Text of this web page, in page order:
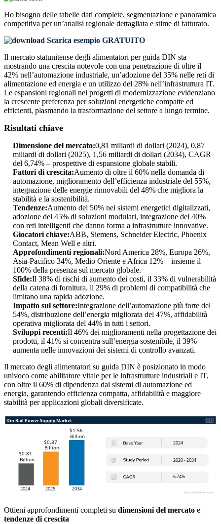
Ho bisogno delle tabelle dati complete, segmentazione e panoramica
competitiva per un’analisi regionale dettagliata e stime di fatturato.
Scarica esempio GRATUITO
Il mercato statunitense degli alimentatori per guida DIN sta
mostrando una crescita notevole con una penetrazione di oltre il
42% nell’automazione industriale, un’adozione del 35% nelle reti di
alimentazione ed energia e un utilizzo del 28% nell’infrastruttura IT.
Le espansioni regionali nei progetti di modernizzazione evidenziano
la crescente preferenza per soluzioni energetiche compatte ed
efficienti, plasmando la trasformazione del settore a lungo termine.
Risultati chiave
Dimensione del mercato:0,81 miliardi di dollari (2024), 0,87
miliardi di dollari (2025), 1,56 miliardi di dollari (2034), CAGR
del 6,74% – prospettive di espansione globale stabili.
Fattori di crescita:Aumento di oltre il 60% nella domanda di
automazione, miglioramento dell’efficienza industriale del 55%,
integrazione delle energie rinnovabili del 48% che migliora la
stabilità e la sostenibilità.
Tendenze:Aumento del 50% nei sistemi energetici digitalizzati,
adozione del 45% di soluzioni modulari, integrazione del 40%
con reti intelligenti che danno forma a infrastrutture innovative.
Giocatori chiave:ABB, Siemens, Schneider Electric, Phoenix
Contact, Mean Well e altri.
Approfondimenti regionali:Nord America 28%, Europa 26%,
Asia-Pacifico 34%, Medio Oriente e Africa 12% – insieme il
100% della presenza sul mercato globale.
Sfide:Il 38% di rischi di aumento dei costi, il 33% di vulnerabilità
della catena di fornitura, il 29% di problemi di compatibilità che
limitano una rapida adozione.
Impatto sul settore:Integrazione dell’automazione più forte del
54%, distribuzione dell’energia migliorata del 47%, affidabilità
operativa migliorata del 44% in tutti i settori.
Sviluppi recenti:Il 46% dei miglioramenti nella progettazione dei
prodotti, il 41% si concentra sull’energia sostenibile, il 39%
aumenta nelle innovazioni dei sistemi di controllo avanzati.
Il mercato degli alimentatori su guida DIN è posizionato in modo
univoco come abilitatore vitale per le infrastrutture industriali e IT,
con oltre il 60% di dipendenza dai sistemi di automazione ed
energia, garantendo efficienza compatta, affidabilità e maggiore
stabilità per applicazioni globali diversificate.
Ottieni approfondimenti completi su dimensioni del mercato e
tendenze di crescita